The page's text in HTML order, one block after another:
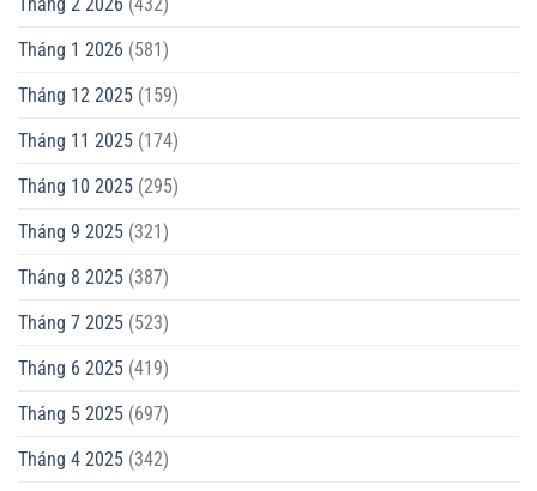
Tháng 1 2026 (581)
Tháng 12 2025 (159)
Tháng 11 2025 (174)
Tháng 10 2025 (295)
Tháng 9 2025 (321)
Tháng 8 2025 (387)
Tháng 7 2025 (523)
Tháng 6 2025 (419)
Tháng 5 2025 (697)
Tháng 4 2025 (342)